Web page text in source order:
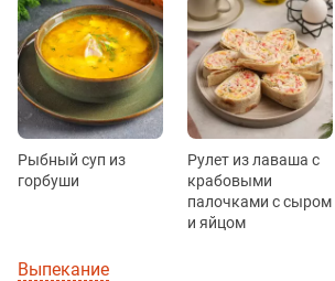
Рыбный суп из
горбуши
Рулет из лаваша с
крабовыми
палочками с сыром
и яйцом
Выпекание